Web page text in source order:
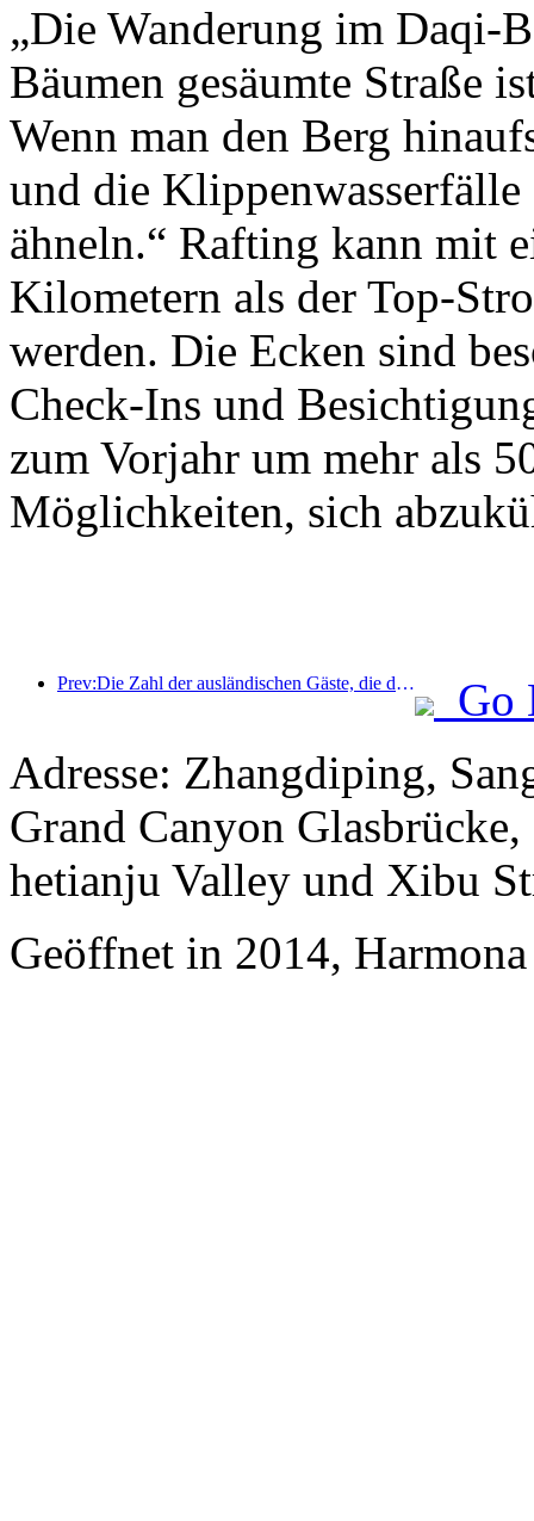
„Die Wanderung im Daqi-
Bäumen gesäumte Straße
Wenn man den Berg
und die
ähneln.“ Rafting kann mit
Kilometern als der Top-
werden. Die Ecken sind
Check-Ins und
zum Vorjahr um mehr als
Möglichkeiten, sich
Prev:Die Zahl der ausländischen Gäste, die die Hotels der China Travel Service Hotels auf dem Festland im ersten Halbjahr des Jahres empfingen, stieg im Jahresvergleich um 67 %.
Go
Adresse: Zhangdiping,
Grand Canyon
hetianju Valley und Xibu
Geöffnet in 2014,